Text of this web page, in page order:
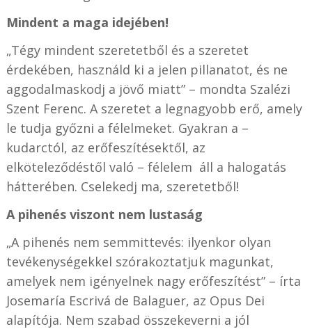
Mindent a maga idejében!
„Tégy mindent szeretetből és a szeretet
érdekében, használd ki a jelen pillanatot, és ne
aggodalmaskodj a jövő miatt” – mondta Szalézi
Szent Ferenc. A szeretet a legnagyobb erő, amely
le tudja győzni a félelmeket. Gyakran a –
kudarctól, az erőfeszítésektől, az
elköteleződéstől való – félelem áll a halogatás
hátterében. Cselekedj ma, szeretetből!
A pihenés viszont nem lustaság
„A pihenés nem semmittevés: ilyenkor olyan
tevékenységekkel szórakoztatjuk magunkat,
amelyek nem igényelnek nagy erőfeszítést” – írta
Josemaría Escrivá de Balaguer, az Opus Dei
alapítója. Nem szabad összekeverni a jól